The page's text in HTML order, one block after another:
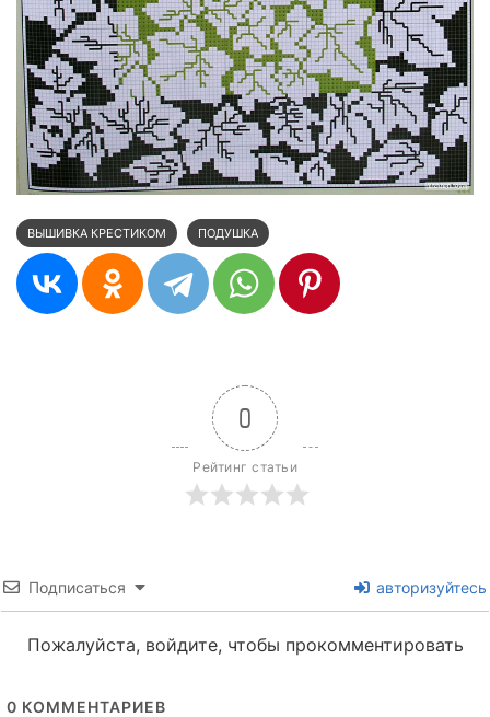
ВЫШИВКА КРЕСТИКОМ ПОДУШКА
0
Рейтинг статьи
Подписаться авторизуйтесь
Пожалуйста, войдите, чтобы прокомментировать
0 КОММЕНТАРИЕВ